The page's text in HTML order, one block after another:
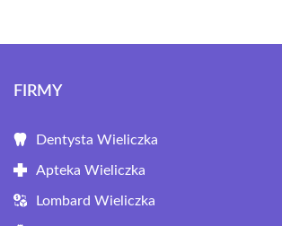
FIRMY
Dentysta Wieliczka
Apteka Wieliczka
Lombard Wieliczka